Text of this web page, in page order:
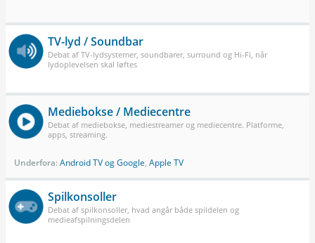
TV-lyd / Soundbar
Debat af TV-lydsystemer, soundbarer, surround og Hi-Fi, når
lydoplevelsen skal løftes
Mediebokse / Mediecentre
Debat af mediebokse, mediestreamer og mediecentre. Platforme,
apps, streaming.
Underfora:Android TV og Google, Apple TV
Spilkonsoller
Debat af spilkonsoller, hvad angår både spildelen og
medieafspilningsdelen